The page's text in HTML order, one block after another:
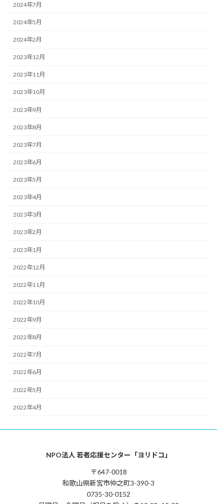
2024年7月
2024年5月
2024年2月
2023年12月
2023年11月
2023年10月
2023年9月
2023年8月
2023年7月
2023年6月
2023年5月
2023年4月
2023年3月
2023年2月
2023年1月
2022年12月
2022年11月
2022年10月
2022年9月
2022年8月
2022年7月
2022年6月
2022年5月
2022年4月
NPO法人 若者応援センター「ヨリドコ」
〒647-0018
和歌山県新宮市仲之町3-390-3
0735-30-0152